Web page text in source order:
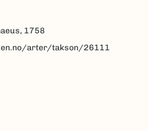
1758
arter/takson/26111